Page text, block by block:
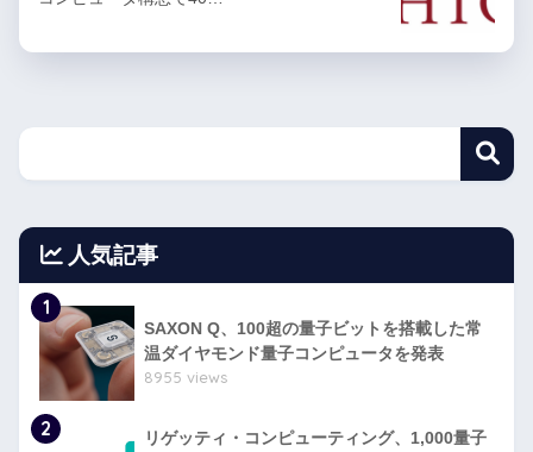
人気記事
1
SAXON Q、100超の量子ビットを搭載した常
温ダイヤモンド量子コンピュータを発表
8955 views
2
リゲッティ・コンピューティング、1,000量子